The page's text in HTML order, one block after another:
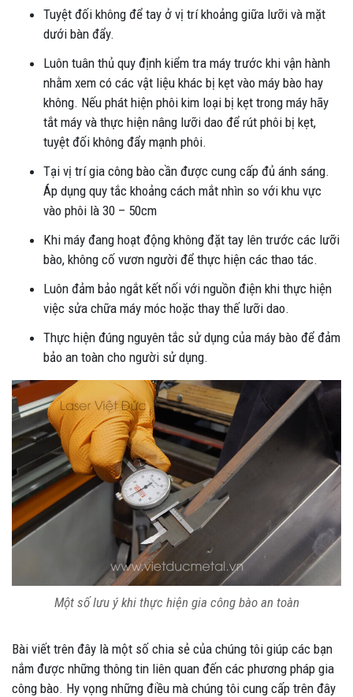
Tuyệt đối không để tay ở vị trí khoảng giữa lưỡi và mặt
dưới bàn đẩy.
Luôn tuân thủ quy định kiểm tra máy trước khi vận hành
nhằm xem có các vật liệu khác bị kẹt vào máy bào hay
không. Nếu phát hiện phôi kim loại bị kẹt trong máy hãy
tắt máy và thực hiện nâng lưỡi dao để rút phôi bị kẹt,
tuyệt đối không đẩy mạnh phôi.
Tại vị trí gia công bào cần được cung cấp đủ ánh sáng.
Áp dụng quy tắc khoảng cách mắt nhìn so với khu vực
vào phôi là 30 – 50cm
Khi máy đang hoạt động không đặt tay lên trước các lưỡi
bào, không cố vươn người để thực hiện các thao tác.
Luôn đảm bảo ngắt kết nối với nguồn điện khi thực hiện
việc sửa chữa máy móc hoặc thay thế lưỡi dao.
Thực hiện đúng nguyên tắc sử dụng của máy bào để đảm
bảo an toàn cho người sử dụng.
Một số lưu ý khi thực hiện gia công bào an toàn
Bài viết trên đây là một số chia sẻ của chúng tôi giúp các bạn
nắm được những thông tin liên quan đến các phương pháp gia
công bào. Hy vọng những điều mà chúng tôi cung cấp trên đây